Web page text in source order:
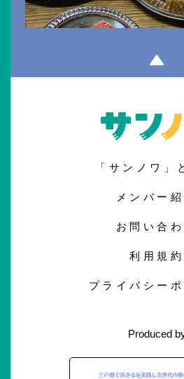
「サンノワ」
メンバー紹
お問い合わ
利用規約
プライバシー
Produced